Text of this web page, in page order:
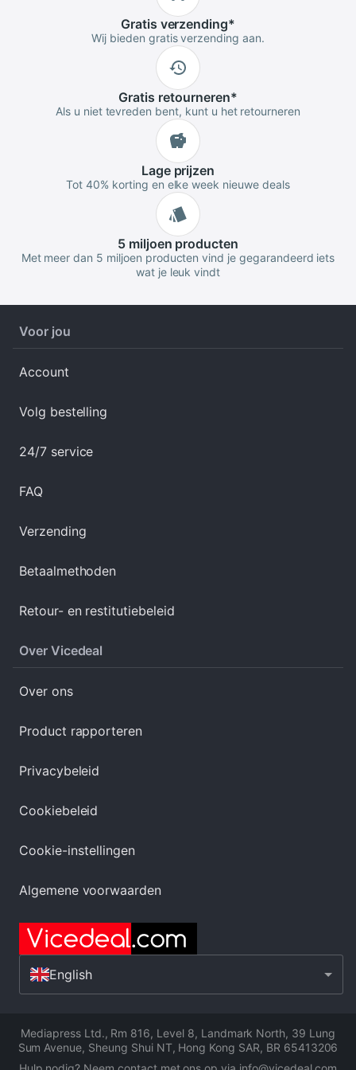
Gratis verzending*
Wij bieden gratis verzending aan.
Gratis retourneren*
Als u niet tevreden bent, kunt u het retourneren
Lageprijzen
Tot 40% korting en elke week nieuwe deals
5 miljoen producten
Met meer dan 5 miljoen producten vind je gegarandeerd iets
wat je leuk vindt
Voor jou
Account
Volg bestelling
24/7 service
FAQ
Verzending
Betaalmethoden
Retour- en restitutiebeleid
Over Vicedeal
Over ons
Product rapporteren
Privacybeleid
Cookiebeleid
Cookie-instellingen
Algemene voorwaarden
English
Mediapress Ltd., Rm 816, Level 8, Landmark North, 39 Lung
Sum Avenue, Sheung Shui NT, Hong Kong SAR, BR 65413206